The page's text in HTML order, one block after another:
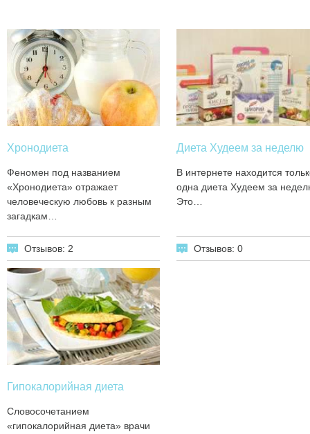
Хронодиета
Феномен под названием
«Хронодиета» отражает
человеческую любовь к разным
загадкам…
Отзывов: 2
Диета Худеем за неделю
В интернете находится
одна диета Худеем за
Это…
Отзывов: 0
Гипокалорийная диета
Словосочетанием
«гипокалорийная диета» врачи